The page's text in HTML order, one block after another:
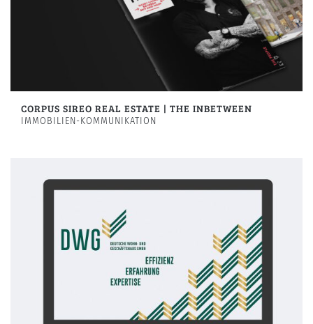
CORPUS SIREO REAL ESTATE | THE INBETWEEN
IMMOBILIEN-KOMMUNIKATION